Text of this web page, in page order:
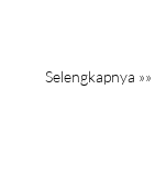
Selengkapnya »»